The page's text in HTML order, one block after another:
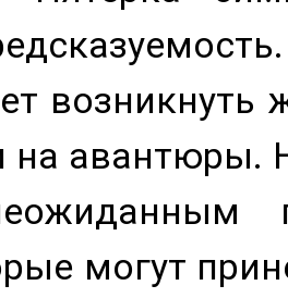
возникнуть
на авантюры.
могут